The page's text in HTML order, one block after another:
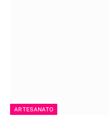
ARTESANATO